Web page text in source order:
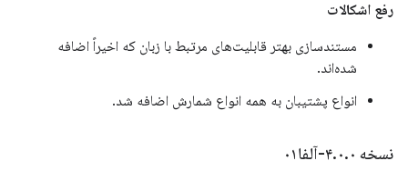
رفع اشکالات
مستندسازی بهتر قابلیت‌های مرتبط با زبان که اخیراً اضافه
شده‌اند.
انواع پشتیبان به همه انواع شمارش اضافه شد.
نسخه ۴ .۰.۰-آلفا۰۱